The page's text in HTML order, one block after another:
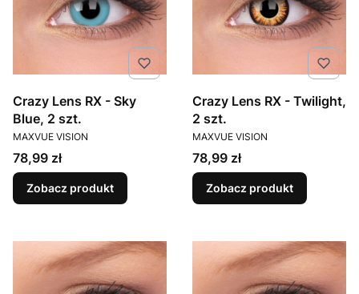
Crazy Lens RX - Sky
Blue, 2 szt.
PRODUCENT
MAXVUE VISION
Cena
78,99 zł
Zobacz produkt
Crazy Lens RX - Twilight,
2 szt.
PRODUCENT
MAXVUE VISION
Cena
78,99 zł
Zobacz produkt